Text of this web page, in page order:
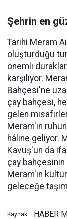
Şehrin en
Tarihi Meram
oluşturduğu
önemli
karşılıyor.
Bahçesi'ne
çay bahçesi,
gelen
Meram'ın
hâline geliyor.
Kavuş'un da
çay
Meram'ın
geleceğe
Kaynak: HABER